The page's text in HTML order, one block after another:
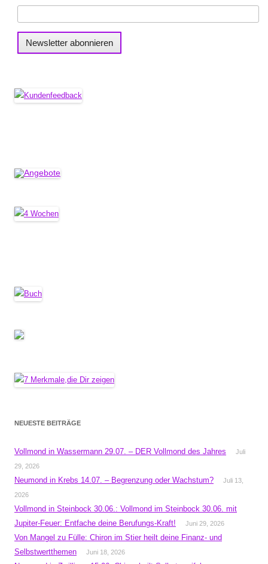
NEUESTE BEITRÄGE
Vollmond in Wassermann 29.07. – DER Vollmond des Jahres
Juli
29, 2026
Neumond in Krebs 14.07. – Begrenzung oder Wachstum?
Juli 13,
2026
Vollmond in Steinbock 30.06.: Vollmond im Steinbock 30.06. mit
Jupiter-Feuer: Entfache deine Berufungs-Kraft!
Juni 29, 2026
Von Mangel zu Fülle: Chiron im Stier heilt deine Finanz- und
Selbstwertthemen
Juni 18, 2026